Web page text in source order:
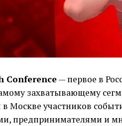
Conference— первое в
захватывающему
в Москве участников
предпринимателями и